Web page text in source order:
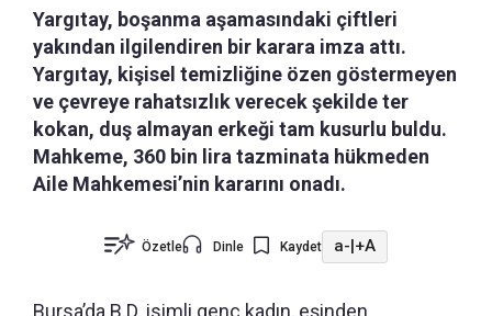
Yargıtay, boşanma aşamasındaki çiftleri
yakından ilgilendiren bir karara imza attı.
Yargıtay, kişisel temizliğine özen göstermeyen
ve çevreye rahatsızlık verecek şekilde ter
kokan, duş almayan erkeği tam kusurlu buldu.
Mahkeme, 360 bin lira tazminata hükmeden
Aile Mahkemesi’nin kararını onadı.
Özetle Dinle Kaydet a- +A
Bursa’da B.D. isimli genç kadın, eşinden